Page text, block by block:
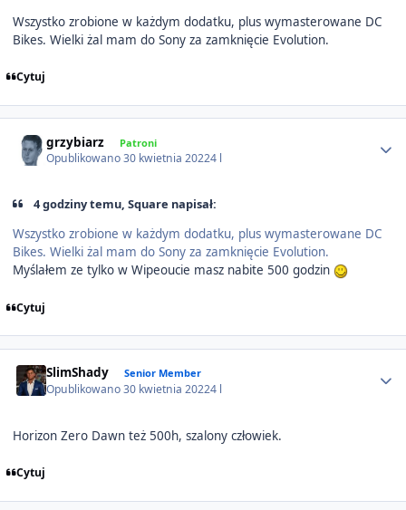
Wszystko zrobione w każdym dodatku, plus wymasterowane DC
Bikes. Wielki żal mam do Sony za zamknięcie Evolution.
Cytuj
grzybiarz Patroni
Opublikowano30 kwietnia 20224 l
4 godziny temu, Square napisał:
Wszystko zrobione w każdym dodatku, plus wymasterowane DC
Bikes. Wielki żal mam do Sony za zamknięcie Evolution.
Myślałem ze tylko w Wipeoucie masz nabite 500 godzin
Cytuj
SlimShady Senior Member
Opublikowano30 kwietnia 20224 l
Horizon Zero Dawn też 500h, szalony człowiek.
Cytuj